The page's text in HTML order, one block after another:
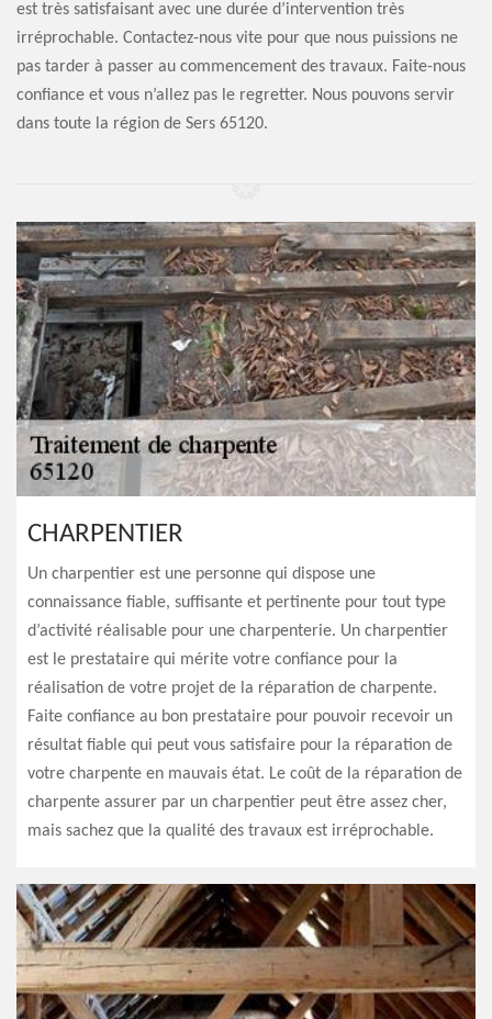
est très satisfaisant avec une durée d’intervention très
irréprochable. Contactez-nous vite pour que nous puissions ne
pas tarder à passer au commencement des travaux. Faite-nous
confiance et vous n’allez pas le regretter. Nous pouvons servir
dans toute la région de Sers 65120.
CHARPENTIER
Un charpentier est une personne qui dispose une
connaissance fiable, suffisante et pertinente pour tout type
d’activité réalisable pour une charpenterie. Un charpentier
est le prestataire qui mérite votre confiance pour la
réalisation de votre projet de la réparation de charpente.
Faite confiance au bon prestataire pour pouvoir recevoir un
résultat fiable qui peut vous satisfaire pour la réparation de
votre charpente en mauvais état. Le coût de la réparation de
charpente assurer par un charpentier peut être assez cher,
mais sachez que la qualité des travaux est irréprochable.